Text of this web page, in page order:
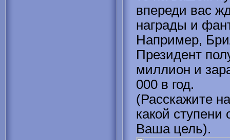
впереди вас
награды и
Например,
Президент
миллион и
000 в год.
(Расскажите
какой ступени
Ваша цель).